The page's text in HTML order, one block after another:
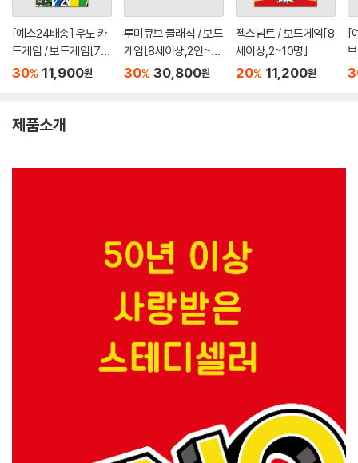
[예스24배송] 우노 카
드게임 / 보드게임[7세
이상,2인~10인]
30% 11,900원
루미큐브 클래식 / 보드
게임[8세이상,2인~4
인]
30% 30,800원
젝스님트 / 보드게임[8
세이상,2~10명]
20% 11,200원
[
제품소개